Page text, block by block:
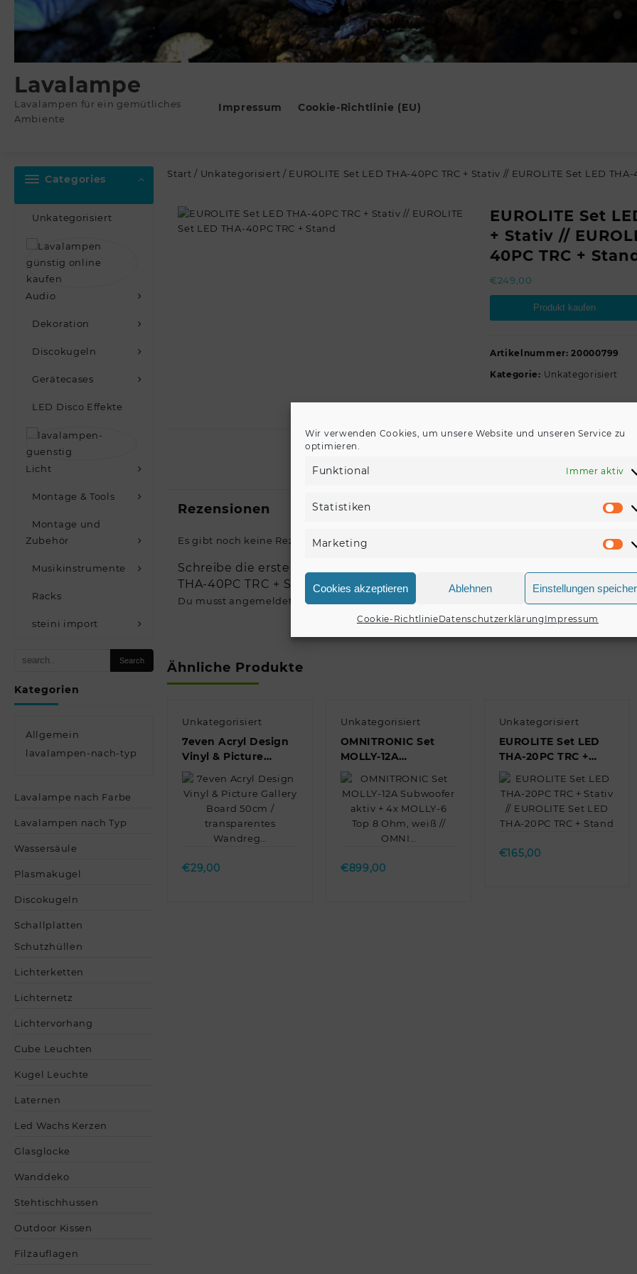
Wir verwenden Cookies, um unsere Website und unseren Service zu
optimieren.
Funktional Immer aktiv
Statistiken
Marketing
Cookies akzeptieren Ablehnen Einstellungen
Cookie-RichtlinieDatenschutzerklärung Impressum
Lavalampe
Lavalampen für ein gemütliches
Ambiente
Impressum Cookie-Richtlinie (EU)
Categories
Unkategorisiert
Audio
Dekoration
Discokugeln
Gerätecases
LED Disco Effekte
Licht
Montage & Tools
Montage und
Zubehör
Musikinstrumente
Racks
steini import
Kategorien
Allgemein
lavalampen-nach-typ
Lavalampe nach Farbe
Lavalampen nach Typ
Wassersäule
Plasmakugel
Discokugeln
Schallplatten
Schutzhüllen
Lichterketten
Lichternetz
Lichtervorhang
Cube Leuchten
Kugel Leuchte
Laternen
Led Wachs Kerzen
Glasglocke
Wanddeko
Stehtischhussen
Outdoor Kissen
Filzauflagen
Start / Unkategorisiert / EUROLITE Set LED THA-40PC TRC + Stativ // EUROLITE Set LED THA-
EUROLITE Set
+ Stativ //
40PC TRC +
€249,00
Produkt kaufen
Artikelnummer:20000799
Kategorie: Unkategorisiert
Rezensionen
Es gibt noch keine Rezensionen.
Schreibe die erste Rezension für „EUROLITE Set LED THA-40PC TRC +
THA-40PC TRC + Stand“
Du musst angemeldet sein, um eine Rezension veröffentlichen zu können.
Ähnliche Produkte
Unkategorisiert
7even Acryl Design
Vinyl & Picture
Gallery Board 50cm
/ transparentes
Wandreg…
Quick view
€29,00
Unkategorisiert
OMNITRONIC Set
MOLLY-12A
Subwoofer aktiv +
4x MOLLY-6 Top 8
Ohm, weiß // OMNI…
Quick view
€899,00
Unkategorisiert
EUROLITE Set LED
THA-20PC TRC +
Stativ // EUROLITE
Set LED THA-20PC
TRC + Stand
Quick view
€165,00